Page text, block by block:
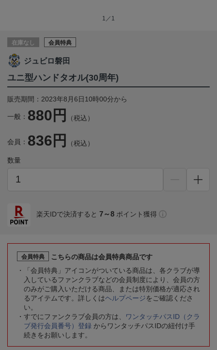
1／1
在庫なし 会員特典
ジュビロ磐田
ユニ型ハンドタオル(30周年)
販売期間：2023年8月6日10時00分から
一般： 880円 （税込）
会員： 836円 （税込）
数量
楽天IDで決済すると 7～8 ポイント獲得
会員特典
こちらの商品は会員特典商品です
「会員特典」アイコンがついている商品は、各クラブが導
入しているファンクラブなどの会員制度により、会員の方
のみがご購入いただける商品、または特別価格が適応され
るアイテムです。詳しくはヘルプページをご確認くださ
い。
すでにファンクラブ会員の方は、
ワンタッチパスID（クラ
ブ発行会員番号）登録 からワンタッチパスIDの紐付け手
続きをお願いします。